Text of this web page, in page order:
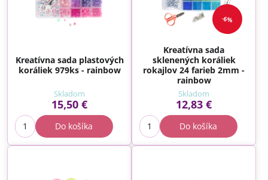
Kreatívna sada plastových
koráliek 979ks - rainbow
Skladom
15,50 €
Do košíka
6%
Kreatívna sada
sklenených koráliek
rokajlov 24 farieb 2mm -
rainbow
Skladom
12,83 €
Do košíka